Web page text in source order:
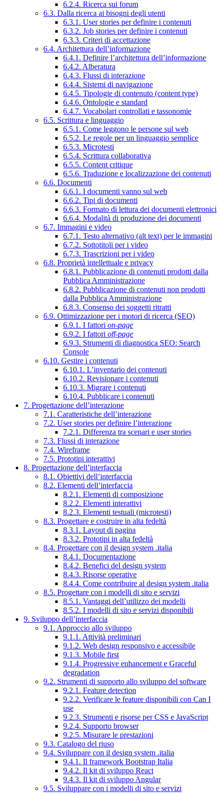
6.2.4. Ricerca sui forum
6.3. Dalla ricerca ai bisogni degli utenti
6.3.1. User stories per definire i contenuti
6.3.2. Job stories per definire i contenuti
6.3.3. Criteri di accettazione
6.4. Architettura dell’informazione
6.4.1. Definire l’architettura dell’informazione
6.4.2. Alberatura
6.4.3. Flussi di interazione
6.4.4. Sistemi di navigazione
6.4.5. Tipologie di contenuto (content type)
6.4.6. Ontologie e standard
6.4.7. Vocabolari controllati e tassonomie
6.5. Scrittura e linguaggio
6.5.1. Come leggono le persone sul web
6.5.2. Le regole per un linguaggio semplice
6.5.3. Microtesti
6.5.4. Scrittura collaborativa
6.5.5. Content critique
6.5.6. Traduzione e localizzazione dei contenuti
6.6. Documenti
6.6.1. I documenti vanno sul web
6.6.2. Tipi di documenti
6.6.3. Formato di lettura dei documenti elettronici
6.6.4. Modalità di produzione dei documenti
6.7. Immagini e video
6.7.1. Testo alternativo (alt text) per le immagini
6.7.2. Sottotitoli per i video
6.7.3. Trascrizioni per i video
6.8. Proprietà intellettuale e privacy
6.8.1. Pubblicazione di contenuti prodotti dalla
Pubblica Amministrazione
6.8.2. Pubblicazione di contenuti non prodotti
dalla Pubblica Amministrazione
6.8.3. Consenso dei soggetti ritratti
6.9. Ottimizzazione per i motori di ricerca (SEO)
6.9.1. I fattori on-page
6.9.2. I fattori off-page
6.9.3. Strumenti di diagnostica SEO: Search
Console
6.10. Gestire i contenuti
6.10.1. L’inventario dei contenuti
6.10.2. Revisionare i contenuti
6.10.3. Migrare i contenuti
6.10.4. Pubblicare i contenuti
7. Progettazione dell’interazione
7.1. Caratteristiche dell’interazione
7.2. User stories per definire l’interazione
7.2.1. Differenza tra scenari e user stories
7.3. Flussi di interazione
7.4. Wireframe
7.5. Prototipi interattivi
8. Progettazione dell’interfaccia
8.1. Obiettivi dell’interfaccia
8.2. Elementi dell’interfaccia
8.2.1. Elementi di composizione
8.2.2. Elementi interattivi
8.2.3. Elementi testuali (microtesti)
8.3. Progettare e costruire in alta fedeltà
8.3.1. Layout di pagina
8.3.2. Prototipi in alta fedeltà
8.4. Progettare con il design system .italia
8.4.1. Documentazione
8.4.2. Benefici del design system
8.4.3. Risorse operative
8.4.4. Come contribuire al design system .italia
8.5. Progettare con i modelli di sito e servizi
8.5.1. Vantaggi dell’utilizzo dei modelli
8.5.2. I modelli di sito e servizi disponibili
9. Sviluppo dell’interfaccia
9.1. Approccio allo sviluppo
9.1.1. Attività preliminari
9.1.2. Web design responsivo e accessibile
9.1.3. Mobile first
9.1.4. Progressive enhancement e Graceful
degradation
9.2. Strumenti di supporto allo sviluppo del software
9.2.1. Feature detection
9.2.2. Verificare le feature disponibili con Can I
use
9.2.3. Strumenti e risorse per CSS e JavaScript
9.2.4. Supporto browser
9.2.5. Misurare le prestazioni
9.3. Catalogo del riuso
9.4. Sviluppare con il design system .italia
9.4.1. Il framework Bootstrap Italia
9.4.2. Il kit di sviluppo React
9.4.3. Il kit di sviluppo Angular
9.5. Sviluppare con i modelli di sito e servizi